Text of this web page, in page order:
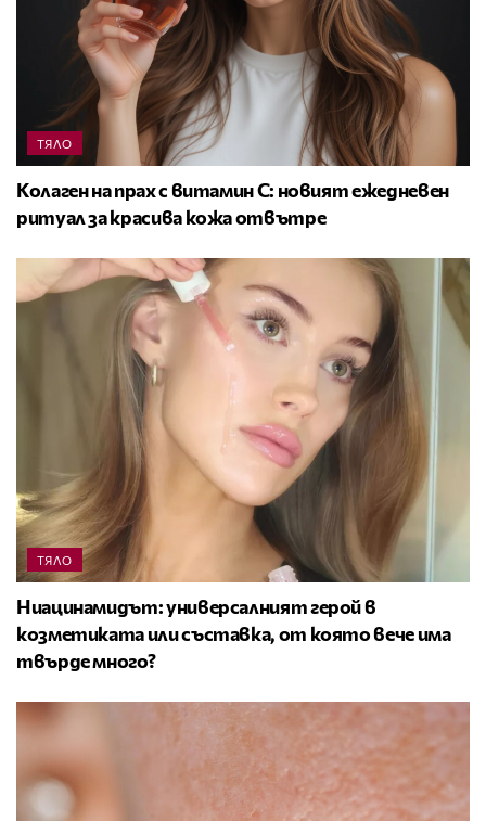
ТЯЛО
Колаген на прах с витамин C: новият ежедневен
ритуал за красива кожа отвътре
ТЯЛО
Ниацинамидът: универсалният герой в
козметиката или съставка, от която вече има
твърде много?